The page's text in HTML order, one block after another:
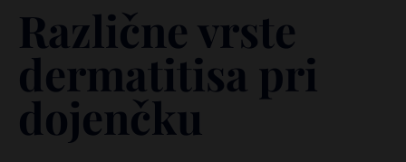
Različne vrste
dermatitisa pri
dojenčku